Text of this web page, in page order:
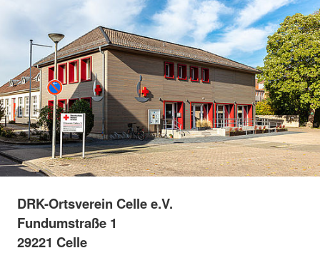
DRK-Ortsverein Celle e.V.
Fundumstraße 1
29221 Celle